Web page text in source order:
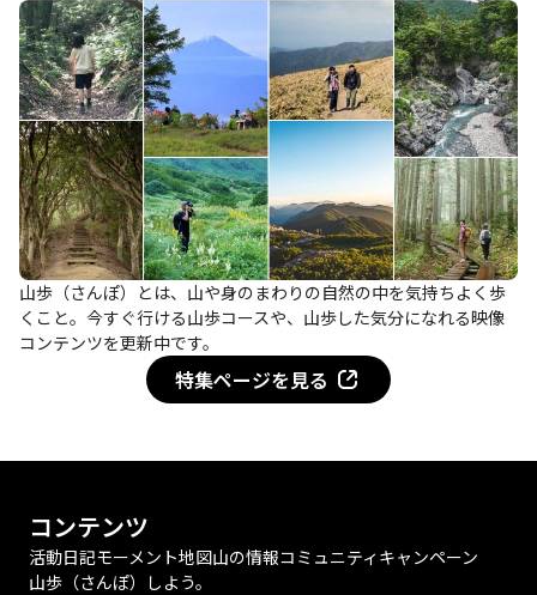
山歩（さんぽ）とは、山や身のまわりの自然の中を気持ちよく歩
くこと。今すぐ行ける山歩コースや、山歩した気分になれる映像
コンテンツを更新中です。
特集ページを見る
コンテンツ
活動日記モーメント地図山の情報コミュニティ キャンペーン
山歩（さんぽ）しよう。